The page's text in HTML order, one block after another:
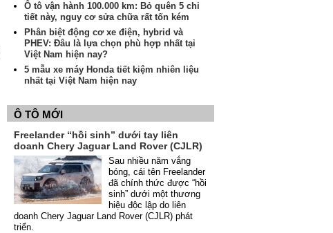
Ô tô vận hành 100.000 km: Bỏ quên 5 chi
tiết này, nguy cơ sửa chữa rất tốn kém
Phân biệt động cơ xe điện, hybrid và
PHEV: Đâu là lựa chọn phù hợp nhất tại
Việt Nam hiện nay?
5 mẫu xe máy Honda tiết kiệm nhiên liệu
nhất tại Việt Nam hiện nay
Ô TÔ MỚI
Freelander “hồi sinh” dưới tay liên
doanh Chery Jaguar Land Rover (CJLR)
Sau nhiều năm vắng
bóng, cái tên Freelander
đã chính thức được “hồi
sinh” dưới một thương
hiệu độc lập do liên
doanh Chery Jaguar Land Rover (CJLR) phát
triển.